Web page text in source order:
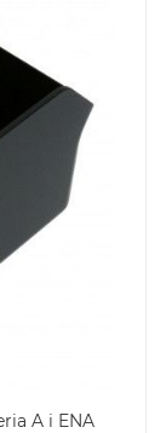
A i ENA